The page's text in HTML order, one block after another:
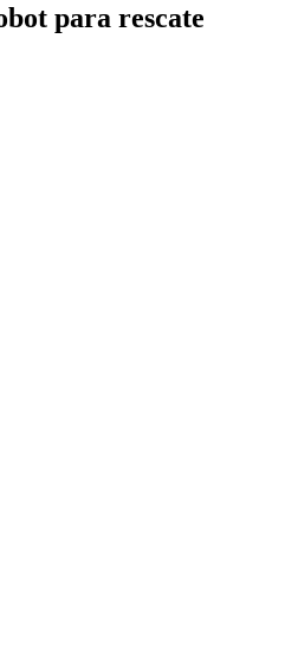
para rescate